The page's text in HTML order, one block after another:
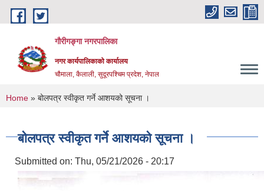
Skip to main content
गौरीगङ्गा नगरपालिका
नगर कार्यपालिकाको कार्यालय
चौमाला, कैलाली, सुदूरपश्चिम प्रदेश, नेपाल
You are here
Home » बोलपत्र स्वीकृत गर्ने आशयको सूचना ।
बोलपत्र स्वीकृत गर्ने आशयको सूचना ।
Submitted on: Thu, 05/21/2026 - 20:17